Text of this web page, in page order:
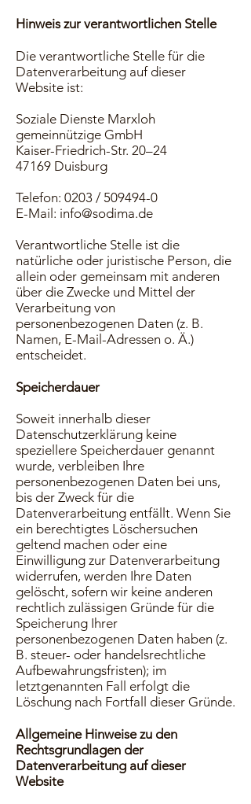
Hinweis zur verantwortlichen Stelle
Die verantwortliche Stelle für die
Datenverarbeitung auf dieser
Website ist:
Soziale Dienste Marxloh
gemeinnützige GmbH
Kaiser-Friedrich-Str. 20–24
47169 Duisburg
Telefon: 0203 / 509494-0
E-Mail: info@sodima.de
Verantwortliche Stelle ist die
natürliche oder juristische Person, die
allein oder gemeinsam mit anderen
über die Zwecke und Mittel der
Verarbeitung von
personenbezogenen Daten (z. B.
Namen, E-Mail-Adressen o. Ä.)
entscheidet.
Speicherdauer
Soweit innerhalb dieser
Datenschutzerklärung keine
speziellere Speicherdauer genannt
wurde, verbleiben Ihre
personenbezogenen Daten bei uns,
bis der Zweck für die
Datenverarbeitung entfällt. Wenn Sie
ein berechtigtes Löschersuchen
geltend machen oder eine
Einwilligung zur Datenverarbeitung
widerrufen, werden Ihre Daten
gelöscht, sofern wir keine anderen
rechtlich zulässigen Gründe für die
Speicherung Ihrer
personenbezogenen Daten haben (z.
B. steuer- oder handelsrechtliche
Aufbewahrungsfristen); im
letztgenannten Fall erfolgt die
Löschung nach Fortfall dieser Gründe.
Allgemeine Hinweise zu den
Rechtsgrundlagen der
Datenverarbeitung auf dieser
Website